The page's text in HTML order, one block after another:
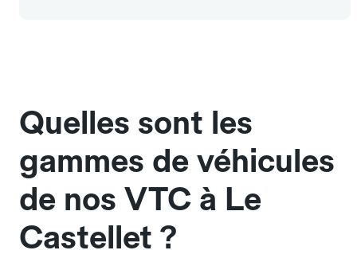
Quelles sont les
gammes de véhicules
de nos VTC à Le
Castellet ?